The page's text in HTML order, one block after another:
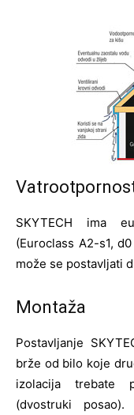
SKYTECH ima
(Euroclass A2-s1,
može se postavljati
Montaža
Postavljanje
brže od bilo koje
izolacija trebate
(dvostruki